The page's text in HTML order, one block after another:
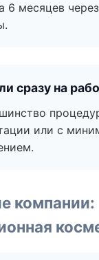
6 месяцев
сразу на
или с
компании: